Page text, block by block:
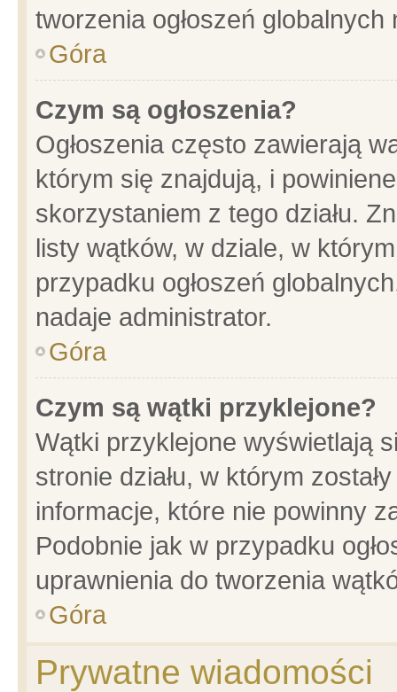
tworzenia ogłoszeń
Góra
Czym są ogłoszenia?
Ogłoszenia często zawierają
którym się znajdują, i
skorzystaniem z tego działu.
listy wątków, w dziale, w
przypadku ogłoszeń
nadaje administrator.
Góra
Czym są wątki przyklejone?
Wątki przyklejone wyświetlają
stronie działu, w którym
informacje, które nie powinny
Podobnie jak w przypadku
uprawnienia do tworzenia
Góra
Prywatne wiadomości